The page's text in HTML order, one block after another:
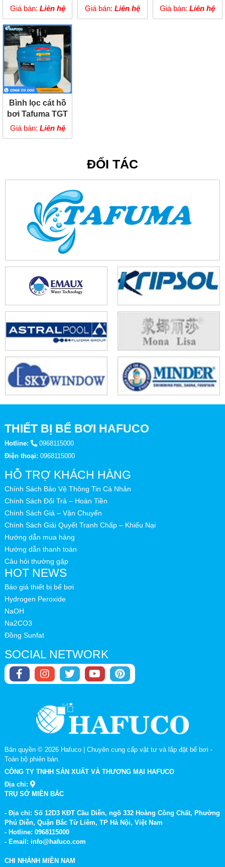
van đỉnh
Giá bán: Liên hệ
Van Ngang
Giá bán: Liên hệ
TGS
Giá bán:Liên hệ
Bình lọc cát hồ
bơi Tafuma TGT
Giá bán: Liên hệ
ĐỐI TÁC
THIẾT BỊ BỂ BƠI HAFUCO
Hotline:
0968115000
Điện thoại: 0968115000
HỖ TRỢ KHÁCH HÀNG
Chính Sách Bảo Vệ Thông Tin Cá Nhân
Chính Sách Đổi Trả – Hoàn Tiền
Chính Sách Giá – Vận Chuyển
Chính Sách Giải Quyết Tranh Chấp – Khiếu Nại
Hướng dẫn mua hàng
Hướng dẫn thanh toán
Câu hỏi thường gặp
HOT NEWS
Báo giá thiết bị bể bơi
Hydrogen Peroxide
NaOH
Na2CO3
Đồng Sunfat
SOCIAL NETWORK
Bản quyền © 2026 Hafuco | Chuyên cung cấp vật tư và lắp đặt bể bơi -
Toàn bộ phiên bản.
CÔNG TY TNHH SẢN XUẤT VÀ THƯƠNG MẠI HAFUCO
Địa chỉ:
TRỤ SỞ MIỀN BẮC
- Địa chỉ: Số 12D3 KĐT Cầu Diễn, ngõ 332 Hoàng Công Chất, Phường
Phú Diễn, Quận Bắc Từ Liêm, TP Hà Nội, Việt Nam
- Hotline: 0968115000
- Email: info@hafuco.com
CHI NHÁNH MIỀN NAM